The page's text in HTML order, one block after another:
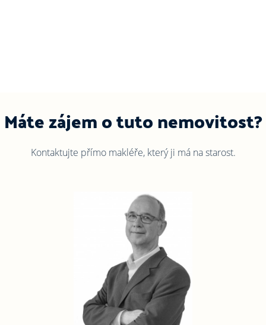
Máte zájem o tuto nemovitost?
Kontaktujte přímo makléře, který ji má na starost.